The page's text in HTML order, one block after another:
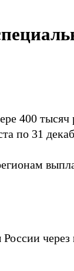
400 тысяч
по 31